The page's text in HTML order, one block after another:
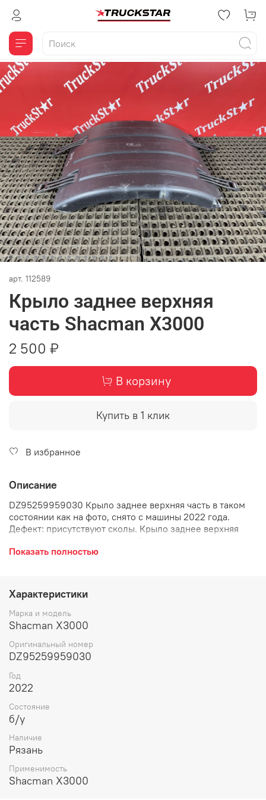
арт. 112589
Крыло заднее верхняя
часть Shacman X3000
2 500 ₽
В корзину
Купить в 1 клик
В избранное
Описание
DZ95259959030 Крыло заднее верхняя часть в таком
состоянии как на фото, снято с машины 2022 года.
Дефект: присутствуют сколы. Крыло заднее верхняя
верхняя часть левое, слева, LH, L / правое, справа, R,
Показать полностью
Характеристики
Марка и модель
Shacman X3000
Оригинальный номер
DZ95259959030
Год
2022
Состояние
б/у
Наличие
Рязань
Применимость
Shacman X3000